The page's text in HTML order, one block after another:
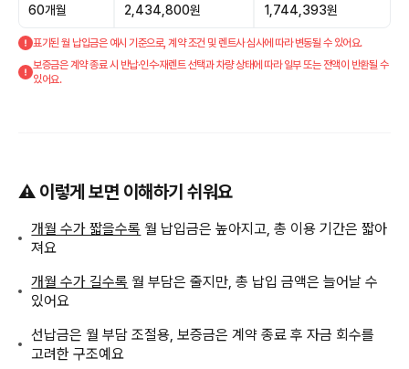
60개월 2,434,800원 1,744,393원
표기된 월 납입금은 예시 기준으로, 계약 조건 및 렌트사 심사에 따라 변동될 수 있어요.
보증금은 계약 종료 시 반납·인수·재렌트 선택과 차량 상태에 따라 일부 또는 전액이 반환될 수
있어요.
⚠️ 이렇게 보면 이해하기 쉬워요
개월 수가 짧을수록 월 납입금은 높아지고, 총 이용 기간은 짧아
져요
개월 수가 길수록 월 부담은 줄지만, 총 납입 금액은 늘어날 수
있어요
선납금은 월 부담 조절용, 보증금은 계약 종료 후 자금 회수를
고려한 구조예요